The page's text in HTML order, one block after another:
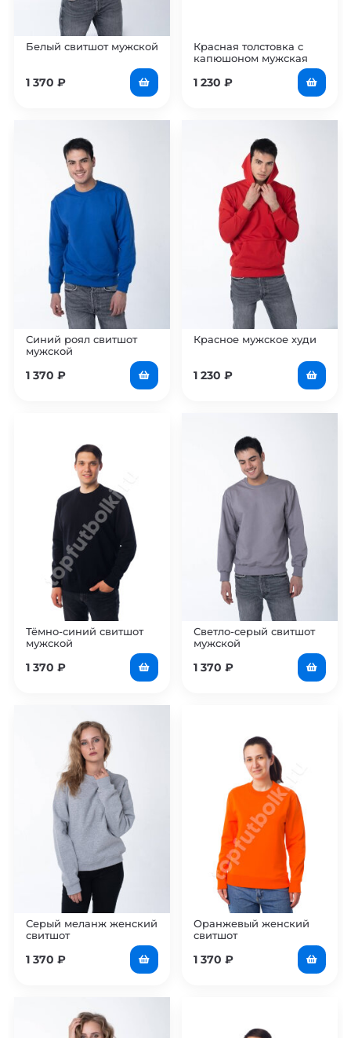
Белый свитшот мужской
1 370 ₽
Красная толстовка с
капюшоном мужская
1 230 ₽
Синий роял свитшот
мужской
1 370 ₽
Красное мужское худи
1 230 ₽
Тёмно-синий свитшот
мужской
1 370 ₽
Светло-серый свитшот
мужской
1 370 ₽
Серый меланж женский
свитшот
1 370 ₽
Оранжевый женский
свитшот
1 370 ₽